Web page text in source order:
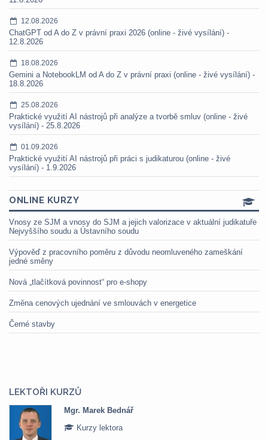
12.08.2026
ChatGPT od A do Z v právní praxi 2026 (online - živé vysílání) -
12.8.2026
18.08.2026
Gemini a NotebookLM od A do Z v právní praxi (online - živé vysílání) -
18.8.2026
25.08.2026
Praktické využití AI nástrojů při analýze a tvorbě smluv (online - živé
vysílání) - 25.8.2026
01.09.2026
Praktické využití AI nástrojů při práci s judikaturou (online - živé
vysílání) - 1.9.2026
ONLINE KURZY
Vnosy ze SJM a vnosy do SJM a jejich valorizace v aktuální judikatuře
Nejvyššího soudu a Ústavního soudu
Výpověď z pracovního poměru z důvodu neomluveného zameškání
jedné směny
Nová „tlačítková povinnost“ pro e-shopy
Změna cenových ujednání ve smlouvách v energetice
Černé stavby
LEKTOŘI KURZŮ
Mgr. Marek Bednář
Kurzy lektora